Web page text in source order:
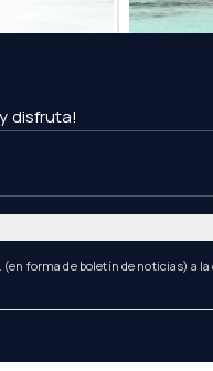
disfruta!
forma de boletín de noticias) a